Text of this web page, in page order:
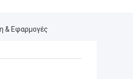
& Εφαρμογές